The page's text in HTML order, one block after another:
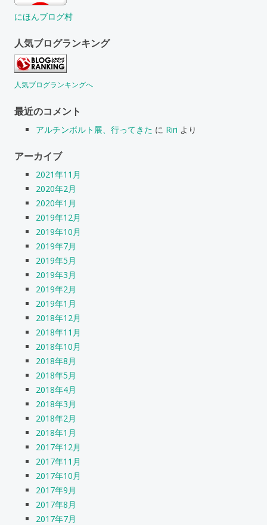
にほんブログ村
人気ブログランキング
人気ブログランキングへ
最近のコメント
アルチンボルト展、行ってきた に Riri より
アーカイブ
2021年11月
2020年2月
2020年1月
2019年12月
2019年10月
2019年7月
2019年5月
2019年3月
2019年2月
2019年1月
2018年12月
2018年11月
2018年10月
2018年8月
2018年5月
2018年4月
2018年3月
2018年2月
2018年1月
2017年12月
2017年11月
2017年10月
2017年9月
2017年8月
2017年7月